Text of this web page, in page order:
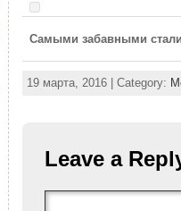
Самыми забавными
19 марта, 2016 | Category:
Leave a